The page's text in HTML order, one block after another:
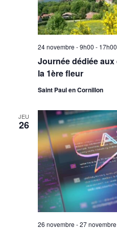
Journée dédiée
la 1ère fleur
24 novembre - 9h00 - 17h00
Saint Paul en Cornillon
JEU
26
26 novembre -27 novembre